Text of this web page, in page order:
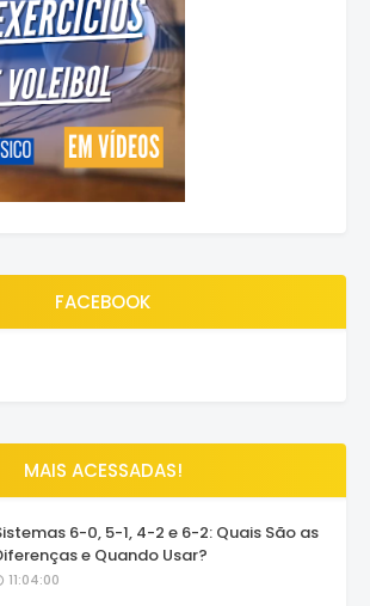
FACEBOOK
MAIS ACESSADAS!
6-0, 5-1, 4-2 e 6-2: Quais São as
e Quando Usar?
11:04:00